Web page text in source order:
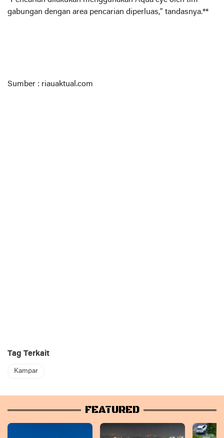
gabungan dengan area pencarian diperluas," tandasnya.**
Sumber : riauaktual.com
Tag Terkait
Kampar
FEATURED